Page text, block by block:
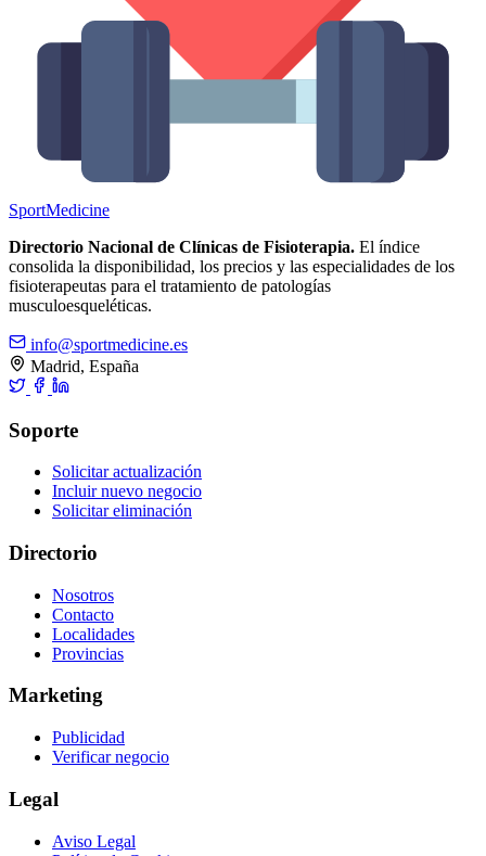
SportMedicine
Directorio Nacional de Clínicas de Fisioterapia. El índice
consolida la disponibilidad, los precios y las especialidades de los
fisioterapeutas para el tratamiento de patologías
musculoesqueléticas.
info@sportmedicine.es
Madrid, España
Soporte
Solicitar actualización
Incluir nuevo negocio
Solicitar eliminación
Directorio
Nosotros
Contacto
Localidades
Provincias
Marketing
Publicidad
Verificar negocio
Legal
Aviso Legal